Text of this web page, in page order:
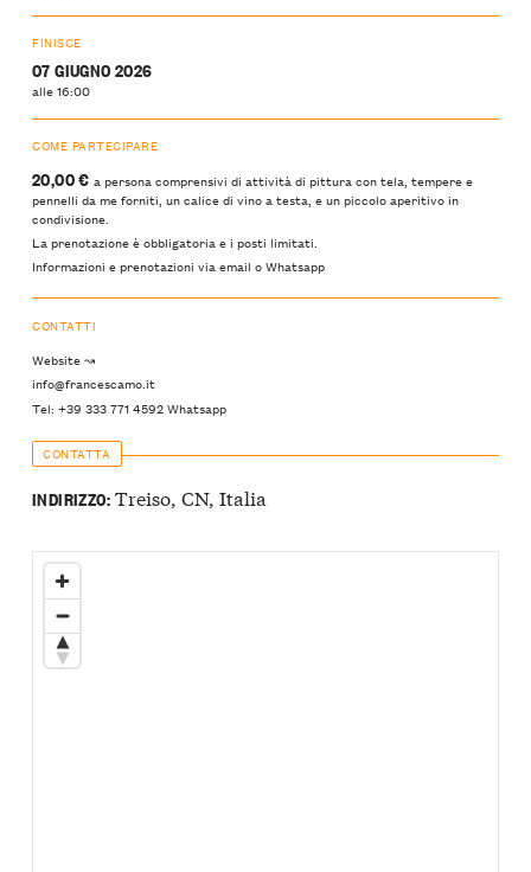
FINISCE
07 GIUGNO 2026
alle 16:00
COME PARTECIPARE
20,00 € a persona comprensivi di attività di pittura con tela, tempere e
pennelli da me forniti, un calice di vino a testa, e un piccolo aperitivo in
condivisione.
La prenotazione è obbligatoria e i posti limitati.
Informazioni e prenotazioni via email o Whatsapp
CONTATTI
Website ↝
info@francescamo.it
Tel: +39 333 771 4592 Whatsapp
CONTATTA
INDIRIZZO:Treiso, CN, Italia